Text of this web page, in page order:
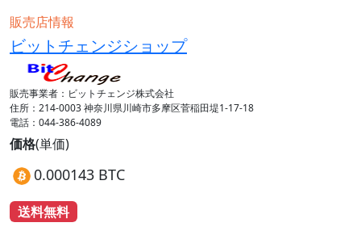
販売店情報
ビットチェンジショップ
販売事業者：ビットチェンジ株式会社
住所：214-0003 神奈川県川崎市多摩区菅稲田堤1-17-18
電話：044-386-4089
価格(単価)
0.000143 BTC
送料無料